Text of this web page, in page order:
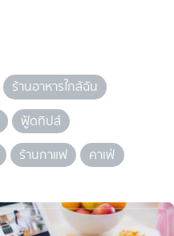
ร้านอาหารใกล้ฉัน
ฟู้ดทิปส์
ร้านกาแฟ คาเฟ่